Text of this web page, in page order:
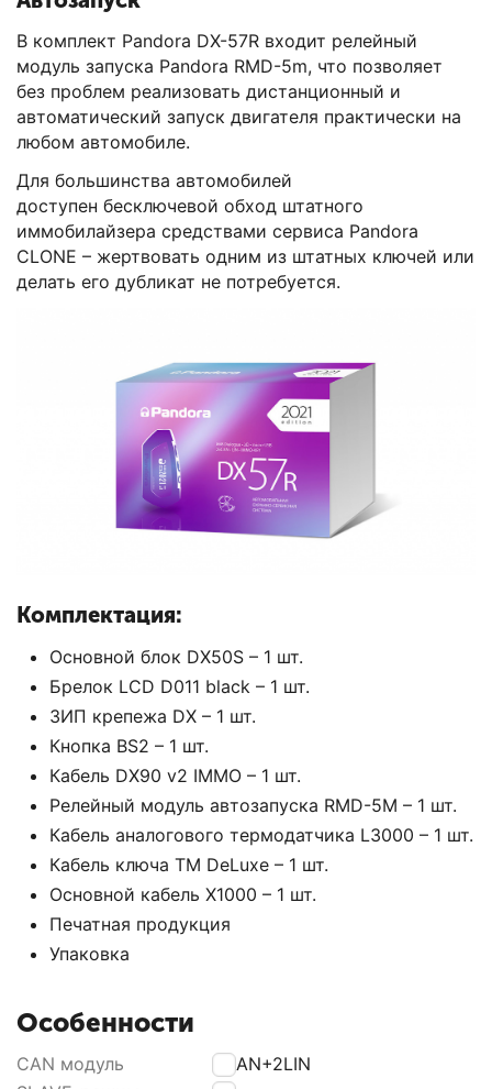
В комплект Pandora DX-57R входит релейный
модуль запуска Pandora RMD-5m, что позволяет
без проблем реализовать дистанционный и
автоматический запуск двигателя практически на
любом автомобиле.
Для большинства автомобилей
доступен бесключевой обход штатного
иммобилайзера средствами сервиса Pandora
CLONE – жертвовать одним из штатных ключей или
делать его дубликат не потребуется.
Комплектация:
Основной блок DX50S – 1 шт.
Брелок LCD D011 black – 1 шт.
ЗИП крепежа DX – 1 шт.
Кнопка BS2 – 1 шт.
Кабель DX90 v2 IMMO – 1 шт.
Релейный модуль автозапуска RMD-5M – 1 шт.
Кабель аналогового термодатчика L3000 – 1 шт.
Кабель ключа TM DeLuxe – 1 шт.
Основной кабель X1000 – 1 шт.
Печатная продукция
Упаковка
Особенности
CAN модуль
2CAN+2LIN